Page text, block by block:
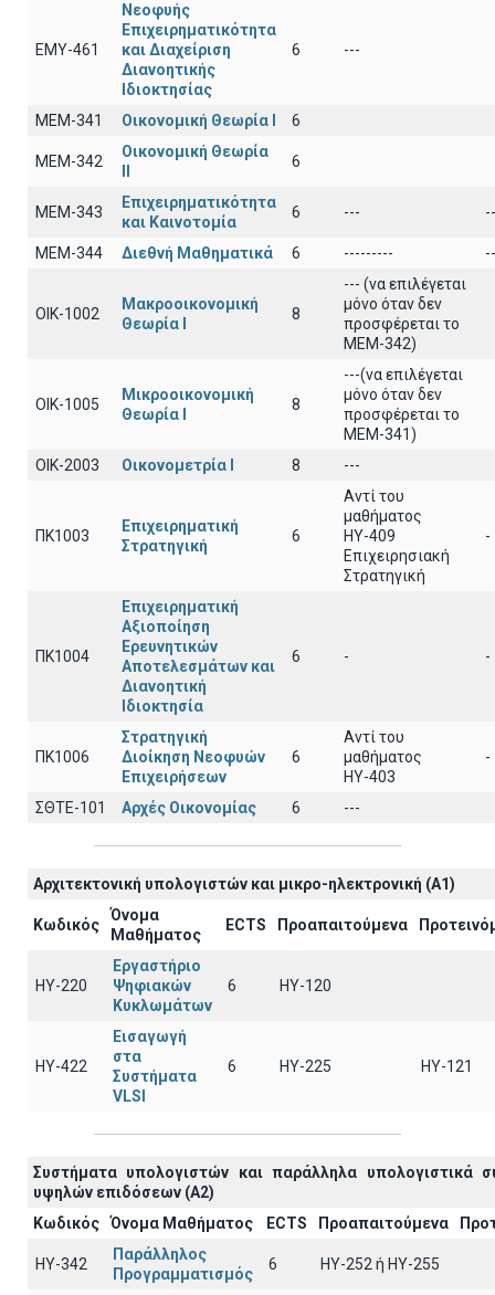
ΕΜΥ-461
Νεοφυής
Επιχειρηματικότητα
και Διαχείριση
Διανοητικής
Ιδιοκτησίας
6 ---
ΜΕΜ-341 Οικονομική Θεωρία Ι 6
ΜΕΜ-342
Οικονομική Θεωρία
6
ΜΕΜ-343
Επιχειρηματικότητα
και Καινοτομία
6 ---
ΜΕΜ-344 Διεθνή Μαθηματικά 6 ---------
ΟΙΚ-1002
Μακροοικονομική
Θεωρία Ι
8
--- (να επιλέγεται
μόνο όταν δεν
προσφέρεται το
ΜΕΜ-342)
ΟΙΚ-1005
Μικροοικονομική
Θεωρία Ι
8
---(να επιλέγεται
μόνο όταν δεν
προσφέρεται το
ΜΕΜ-341)
ΟΙΚ-2003
Οικονομετρία Ι 8 ---
ΠΚ1003
Επιχειρηματική
Στρατηγική
6
Αντί του
μαθήματος
ΗΥ-409
Επιχειρησιακή
Στρατηγική
-
ΠΚ1004
Επιχειρηματική
Αξιοποίηση
Ερευνητικών
Αποτελεσμάτων και
Διανοητική
Ιδιοκτησία
6 - -
ΠΚ1006
Στρατηγική
Διοίκηση Νεοφυών
Επιχειρήσεων
6
Αντί του
μαθήματος
ΗΥ-403
-
ΣΘΤΕ-101 Αρχές Οικονομίας 6 ---
Αρχιτεκτoνική υπολογιστών και μικρο-ηλεκτρονική (A1)
Κωδικός
Όνομα
Μαθήματος
ECTS Προαπαιτούμενα
ΗΥ-220
Εργαστήριο
Ψηφιακών
Κυκλωμάτων
6 HY-120
ΗΥ-422
Εισαγωγή
στα
Συστήματα
VLSI
6 HY-225 HY-121
Συστήματα υπολογιστών και παράλληλα υπολογιστικά
υψηλών επιδόσεων (A2)
Κωδικός
Όνομα Μαθήματος ECTS Προαπαιτούμενα
ΗΥ-342
Παράλληλος
Προγραμματισμός
6 ΗΥ-252 ή ΗΥ-255